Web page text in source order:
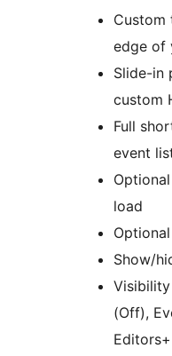
Custom
edge of
Slide-in
custom
Full
event
load
Show/
(Off),